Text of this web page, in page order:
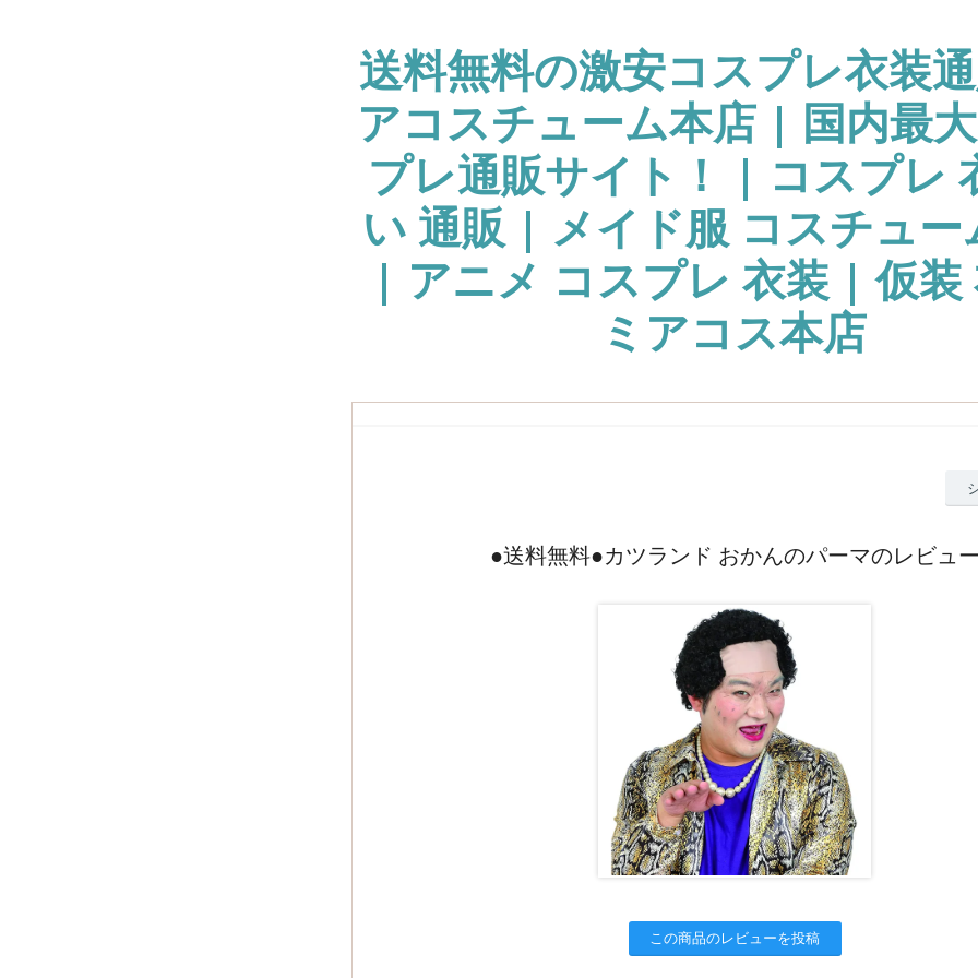
送料無料の激安コスプレ衣装
アコスチューム本店 | 国内最
プレ通販サイト！ | コスプレ
い 通販 | メイド服 コスチュー
| アニメ コスプレ 衣装 | 仮
ミアコス本店
●送料無料●カツランド おかんのパーマのレビュ
この商品のレビューを投稿